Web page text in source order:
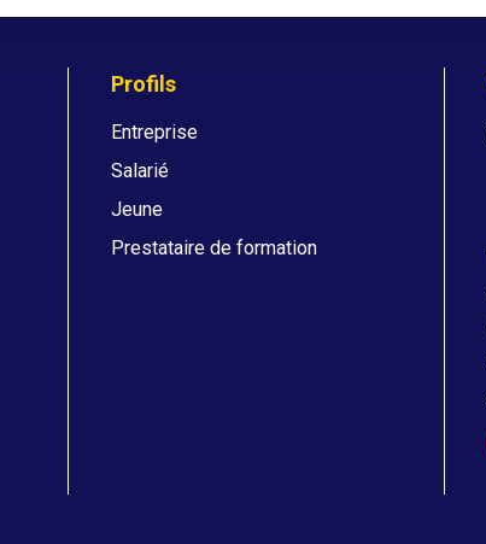
Profils
Entreprise
Salarié
Jeune
Prestataire de formation